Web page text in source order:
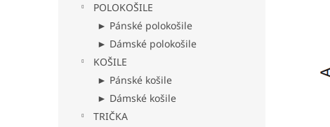
POLOKOŠILE
► Pánské polokošile
► Dámské polokošile
KOŠILE
► Pánské košile
► Dámské košile
TRIČKA